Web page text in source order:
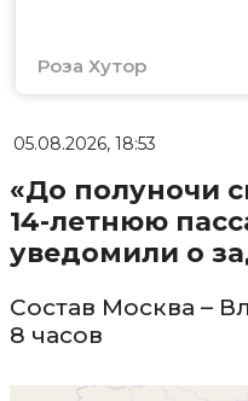
Роза Хутор
05.08.2026, 18:53
«До полуночи
14-летнюю
уведомили о
Состав Москва –
8 часов